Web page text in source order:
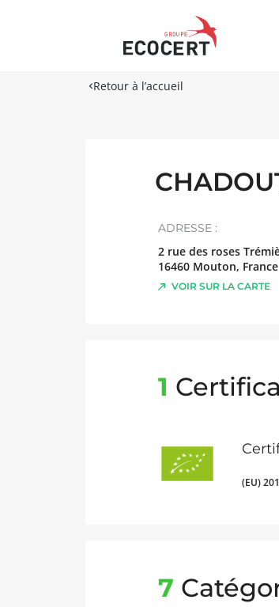
Retour à l’accueil
ADRESSE :
2 rue des roses
16460 Mouton, France
VOIR SUR LA CARTE
1
(EU)
7